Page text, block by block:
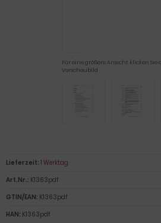
Für eine größere Ansicht klicken Sie
Vorschaubild
Lieferzeit: 1 Werktag
Art.Nr.: K1363pdf
GTIN/EAN: K1363pdf
HAN: K1363pdf